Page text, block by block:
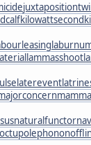
kilowattsecond
lammasshoot
laterevent
naturalfunctor
octupolephonon